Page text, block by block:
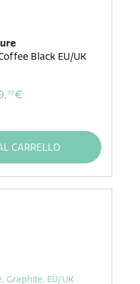
Black EU/UK
99€
CARRELLO